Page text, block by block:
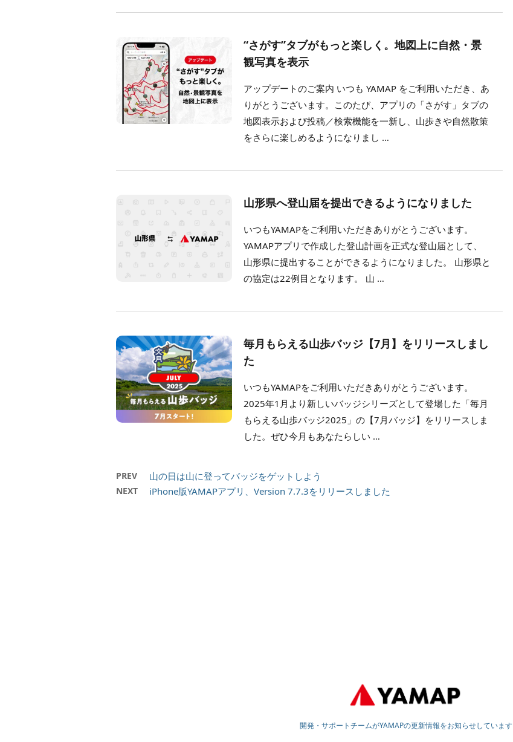
“さがす”タブがもっと楽しく。地図上に自然・景
観写真を表示
アップデートのご案内 いつも YAMAP をご利用いただき、あ
りがとうございます。このたび、アプリの「さがす」タブの
地図表示および投稿／検索機能を一新し、山歩きや自然散策
をさらに楽しめるようになりまし …
山形県へ登山届を提出できるようになりました
いつもYAMAPをご利用いただきありがとうございます。
YAMAPアプリで作成した登山計画を正式な登山届として、
山形県に提出することができるようになりました。 山形県と
の協定は22例目となります。 山 …
毎月もらえる山歩バッジ【7月】をリリースしまし
た
いつもYAMAPをご利用いただきありがとうございます。
2025年1月より新しいバッジシリーズとして登場した「毎月
もらえる山歩バッジ2025」の【7月バッジ】をリリースしま
した。ぜひ今月もあなたらしい …
PREV 山の日は山に登ってバッジをゲットしよう
NEXT iPhone版YAMAPアプリ、Version 7.7.3をリリースしました
開発・サポートチームがYAMAPの更新情報をお知らせしています